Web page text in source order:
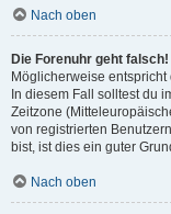
Nach oben
Die Forenuhr geht falsch!
Möglicherweise
In diesem Fall solltest du
Zeitzone
von registrierten
bist, ist dies ein guter
Nach oben